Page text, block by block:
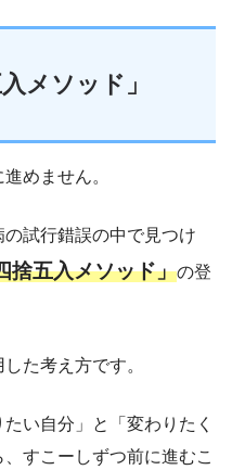
メソッド」
めません。
試行錯誤の中で見つけ
捨五入メソッド」の登
た考え方です。
い自分」と「変わりたく
すこーしずつ前に進むこ